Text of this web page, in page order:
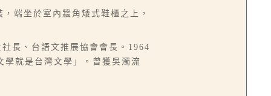
端坐於室內牆角矮式鞋櫃之上，
長、台語文推展協會會長。1964
就是台灣文學」。曾獲吳濁流